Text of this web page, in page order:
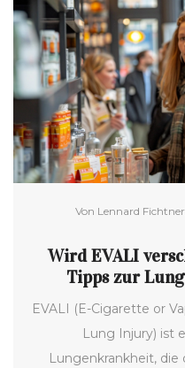
informierte
Sie mehr über
Produkte
Von Lennard
Wird EVALI
Tipps zur
EVALI (E-Cigarette or
Lung Injury) ist
Lungenkrankheit, die